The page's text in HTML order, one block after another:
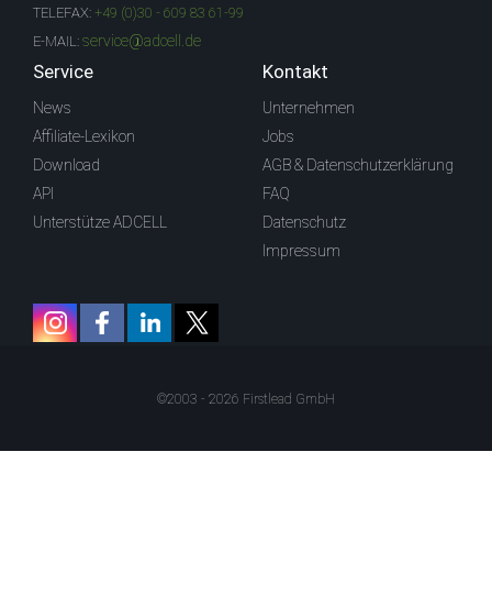
TELEFAX: +49 (0)30 - 609 83 61-99
E-MAIL: service@adcell.de
Service
News
Affiliate-Lexikon
Download
API
Unterstütze ADCELL
Kontakt
Unternehmen
Jobs
AGB & Datenschutzerklärung
FAQ
Datenschutz
Impressum
©2003 - 2026 Firstlead GmbH